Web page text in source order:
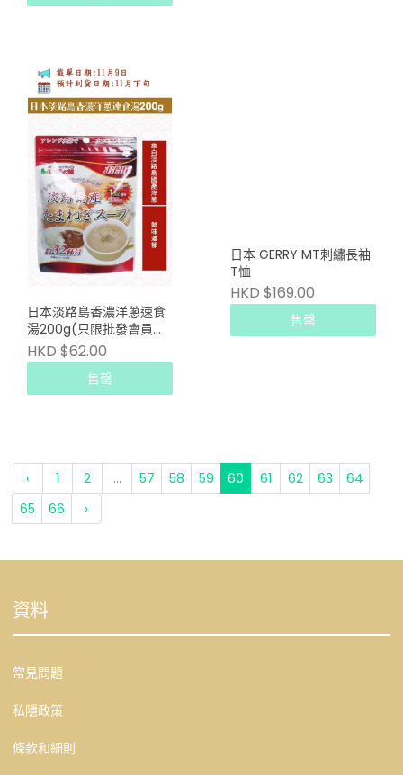
日本淡路島香濃洋蔥速食
湯200g(只限批發會員下
單)
HKD $62.00
售罄
日本 GERRY MT刺繡長袖
T恤
HKD $169.00
售罄
‹ 1 2 ... 57 58 59 60 61 62 63
64
65
66 ›
資料
常見問題
私隱政策
條款和細則